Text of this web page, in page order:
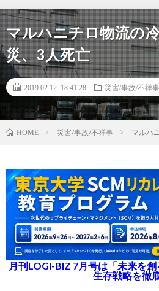
マルハニチロ物流の
災、3人死亡
2019.02.12 18:41:28 災害/事故/不祥事
HOME 災害/事故/不祥事 マルハ
月刊LOGI-BIZ 7月号は「未来を
生存戦略を徹